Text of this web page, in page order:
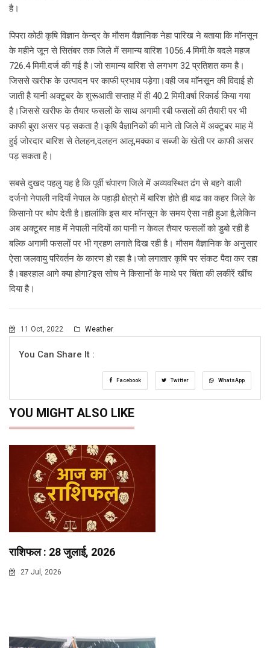
है।
पिपरा कोठी कृषि विज्ञान केन्द्र के मौसम वैज्ञानिक नेहा पारिख ने बताया कि माॅनसून
के महीने जून से सितंबर तक जिले में समान्य बारिश 1056.4 मिमी.के बदले महज
726.4 मिमी.दर्ज की गई है।जो समान्य बारिश से लगभग 32 प्रतिशत कम है।
जिससे खरीफ के उत्पादन पर काफी प्रभाव पड़ेगा।वही जब माॅनसून की विदाई हो
जाती है यानी अक्टूबर के शुरूआती सप्ताह में ही 40.2 मिमी.वर्षा रिकार्ड किया गया
है।जिससे खरीफ के तैयार फसलों के साथ अगामी रबी फसलों की तैयारी पर भी
काफी बुरा असर पड़ सकता है।कृषि वैज्ञानिकों की माने तो जिले में अक्टूबर माह में
हुई जोरदार बारिश से तेलहन,दलहन आलू,मक्का व सब्जी के खेती पर काफी असर
पड़ सकता है।
सबसे दुखद पहलु यह है कि पूर्वी चंपारण जिले में अव्यवस्थित ढंग से बहने वाली
दर्जनो नेपाली नदियाँ नेपाल के पहाड़ी क्षेत्रो में बारिश होते ही बाढ का कहर जिले के
किसानो पर थोप देती है।हालांकि इस बार माॅनसून के समय ऐसा नही हुआ है,लेकिन
अब अक्टूबर माह में नेपाली नदियों का पानी न केवल तैयार फसलों को डुबो रही है
बल्कि अगामी फसलों पर भी ग्रहण लगाते दिख रही है। मौसम वैज्ञानिक के अनुसार
ऐसा जलवायु परिवर्तन के कारण हो रहा है।जो लगातार कृषि पर संकट पैदा कर रहा
है।बहरहाल आगे क्या होगा?इस सोच ने किसानों के माथे पर चिंता की लकीरें खींच
दिया है।
11 Oct, 2022 Weather
You Can Share It :
Facebook Twitter WhatsApp
YOU MIGHT ALSO LIKE
राशिफल : 28 जुलाई, 2026
27 Jul, 2026